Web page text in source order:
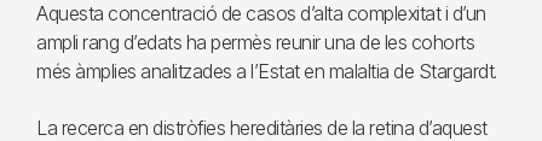
Aquesta concentració de casos d’alta complexitat i d’un
ampli rang d’edats ha permès reunir una de les cohorts
més àmplies analitzades a l’Estat en malaltia de Stargardt.
La recerca en distròfies hereditàries de la retina d’aquest